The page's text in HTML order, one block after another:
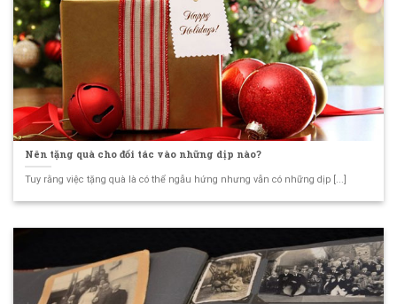
Nên tặng quà cho đối tác vào những dịp nào?
Tuy rằng việc tặng quà là có thể ngẫu hứng nhưng vẫn có những dịp [...]